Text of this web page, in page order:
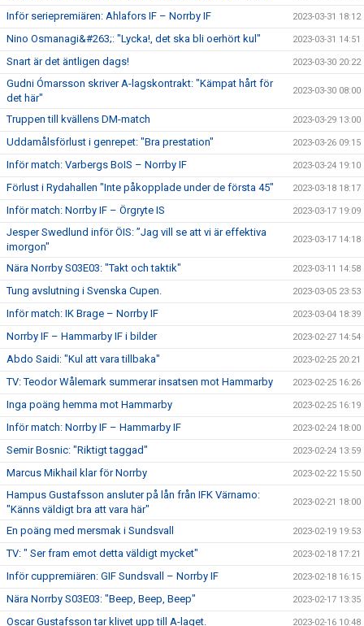
Inför seriepremiären: Ahlafors IF – Norrby IF 2023-03-31 18:12
Nino Osmanagi&#263;: "Lycka!, det ska bli oerhört kul" 2023-03-31 14:51
Snart är det äntligen dags! 2023-03-30 20:22
Gudni Ómarsson skriver A-lagskontrakt: "Kämpat hårt för
det här"
2023-03-30 08:00
Truppen till kvällens DM-match 2023-03-29 13:00
Uddamålsförlust i genrepet: "Bra prestation" 2023-03-26 09:15
Inför match: Varbergs BoIS – Norrby IF 2023-03-24 19:10
Förlust i Rydahallen "Inte påkopplade under de första 45" 2023-03-18 18:17
Inför match: Norrby IF – Örgryte IS 2023-03-17 19:09
Jesper Swedlund inför ÖIS: ”Jag vill se att vi är effektiva
imorgon"
2023-03-17 14:18
Nära Norrby S03E03: "Takt och taktik" 2023-03-11 14:58
Tung avslutning i Svenska Cupen. 2023-03-05 23:53
Inför match: IK Brage – Norrby IF 2023-03-04 18:39
Norrby IF – Hammarby IF i bilder 2023-02-27 14:54
Abdo Saidi: "Kul att vara tillbaka" 2023-02-25 20:21
TV: Teodor Wålemark summerar insatsen mot Hammarby 2023-02-25 16:26
Inga poäng hemma mot Hammarby 2023-02-25 16:19
Inför match: Norrby IF – Hammarby IF 2023-02-24 18:00
Semir Bosnic: "Riktigt taggad" 2023-02-24 13:59
Marcus Mikhail klar för Norrby 2023-02-22 15:50
Hampus Gustafsson ansluter på lån från IFK Värnamo:
"Känns väldigt bra att vara här"
2023-02-21 18:00
En poäng med mersmak i Sundsvall 2023-02-19 19:53
TV: " Ser fram emot detta väldigt mycket" 2023-02-18 17:21
Inför cuppremiären: GIF Sundsvall – Norrby IF 2023-02-18 16:15
Nära Norrby S03E03: "Beep, Beep, Beep" 2023-02-17 13:35
Oscar Gustafsson tar klivet upp till A-laget. 2023-02-16 10:48